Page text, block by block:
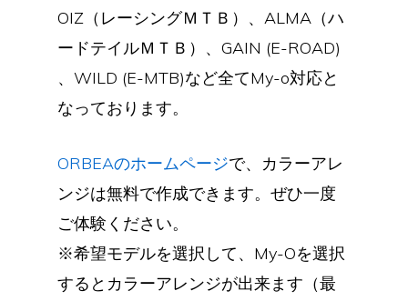
OIZ（レーシングＭＴＢ）、ALMA（ハ
ードテイルＭＴＢ）、GAIN (E-ROAD)
、WILD (E-MTB)など全てMy-o対応と
なっております。
ORBEAのホームページで、カラーアレ
ンジは無料で作成できます。ぜひ一度
ご体験ください。
※希望モデルを選択して、My-Oを選択
するとカラーアレンジが出来ます（最